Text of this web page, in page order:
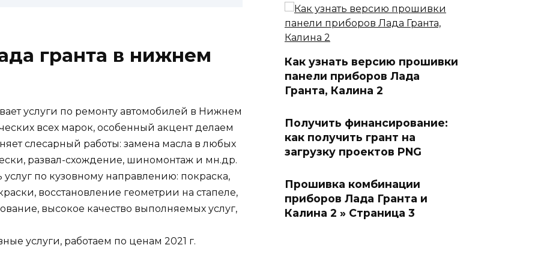
гранта в нижнем
услуги по ремонту автомобилей в Нижнем
всех марок, особенный акцент делаем
слесарный работы: замена масла в любых
развал-схождение, шиномонтаж и мн.др.
по кузовному направлению: покраска,
восстановление геометрии на стапеле,
высокое качество выполняемых услуг,
услуги, работаем по ценам 2021 г.
Как узнать версию прошивки
панели приборов Лада
Гранта, Калина 2
Получить финансирование:
как получить грант на
загрузку проектов PNG
Прошивка комбинации
приборов Лада Гранта и
Калина 2 » Страница 3